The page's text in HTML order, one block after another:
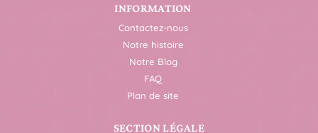
INFORMATION
Contactez-nous
Notre histoire
Notre Blog
FAQ
Plan de site
SECTION LÉGALE